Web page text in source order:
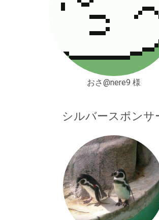
おさ@nere9 様
シルバースポンサ